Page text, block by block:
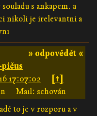
s ankapem. a
nikoli je irelevantni a
» odpovědět «
17:07:02
[↑]
Mail: schován
to je v rozporu a v